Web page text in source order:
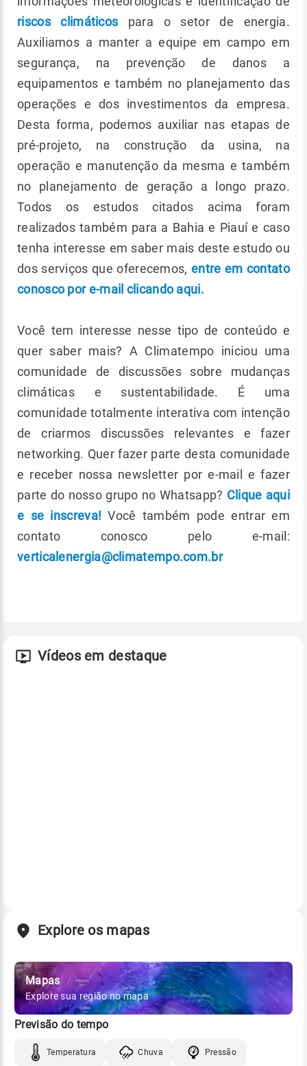
riscos climáticospara o setor de energia.
Auxiliamos a manter a equipe em campo em
segurança, na prevenção de danos a
equipamentos e também no planejamento das
operações e dos investimentos da empresa.
Desta forma, podemos auxiliar nas etapas de
pré-projeto, na construção da usina, na
operação e manutenção da mesma e também
no planejamento de geração a longo prazo.
Todos os estudos citados acima foram
realizados também para a Bahia e Piauí e caso
tenha interesse em saber mais deste estudo ou
dos serviços que oferecemos,entre em contato
conosco por e-mail clicando aqui.
Você tem interesse nesse tipo de conteúdo e
quer saber mais? A Climatempo iniciou uma
comunidade de discussões sobre mudanças
climáticas e sustentabilidade. É uma
comunidade totalmente interativa com intenção
de criarmos discussões relevantes e fazer
networking. Quer fazer parte desta comunidade
e receber nossa newsletter por e-mail e fazer
parte do nosso grupo no Whatsapp? Clique aqui
e se inscreva! Você também pode entrar em
contato conosco pelo e-mail:
verticalenergia@climatempo.com.br
Vídeos em destaque
Explore os mapas
Mapas
Explore sua região no mapa
Previsão do tempo
Temperatura Chuva Pressão